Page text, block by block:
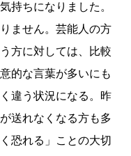
持ちになりました。
ません。芸能人の方
方に対しては、比較
的な言葉が多いにも
違う状況になる。昨
送れなくなる方も多
恐れる」ことの大切